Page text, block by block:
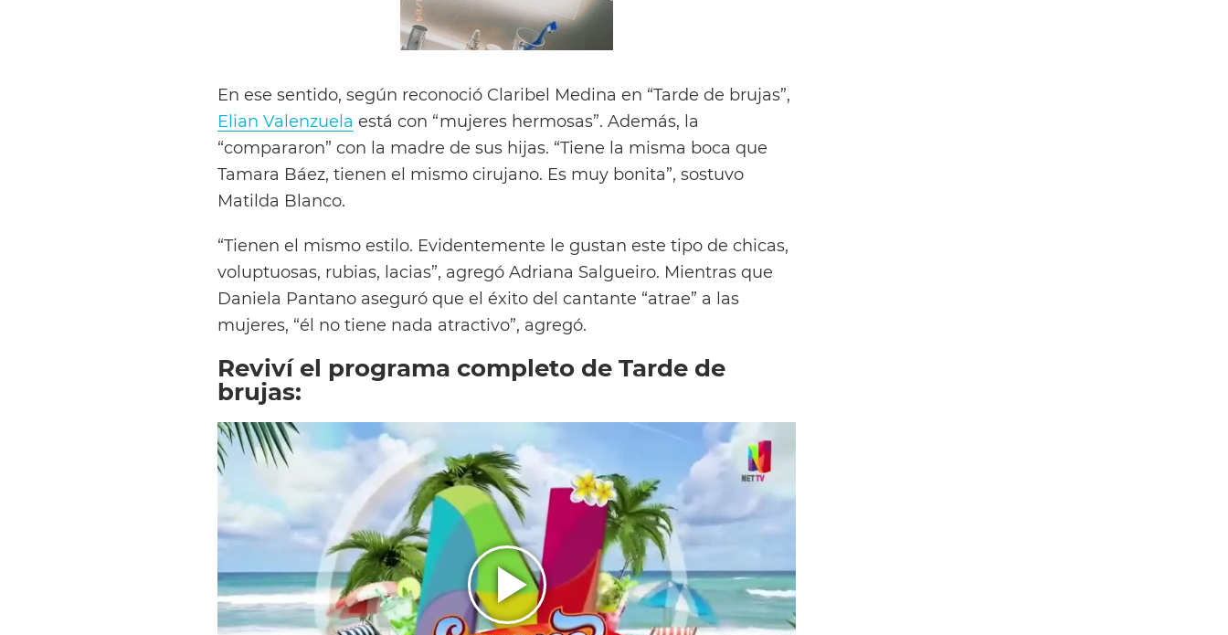
En ese sentido, según reconoció Claribel Medina en “Tarde de brujas”,
Elian Valenzuela está con “mujeres hermosas”. Además, la
“compararon” con la madre de sus hijas. “Tiene la misma boca que
Tamara Báez, tienen el mismo cirujano. Es muy bonita”, sostuvo
Matilda Blanco.
“Tienen el mismo estilo. Evidentemente le gustan este tipo de chicas,
voluptuosas, rubias, lacias”, agregó Adriana Salgueiro. Mientras que
Daniela Pantano aseguró que el éxito del cantante “atrae” a las
mujeres, “él no tiene nada atractivo”, agregó.
Reviví el programa completo de Tarde de
brujas: